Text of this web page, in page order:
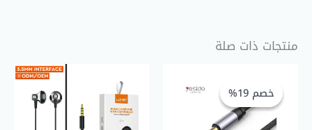
منتجات ذات صلة
خصم 19%
خصم 19%
الأصلي
هو:
الحالي
هو: